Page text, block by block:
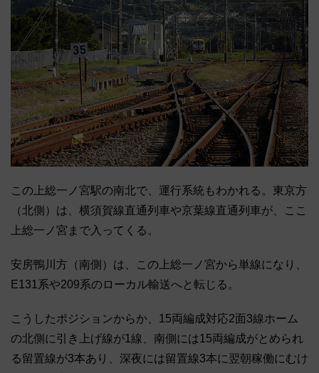
この上総一ノ宮駅の南北で、運行系統もわかれる。東京方
（北側）は、横須賀線直通列車や京葉線直通列車が、ここ
上総一ノ宮まで入ってくる。
安房鴨川方（南側）は、この上総一ノ宮から単線になり、
E131系や209系のローカル輸送へと転じる。
こうしたポジションからか、15両編成対応2面3線ホーム
の北側に引き上げ線が1線、南側には15両編成がとめられ
る留置線が3本あり、深夜には留置線3本に翌朝稼働にむけ